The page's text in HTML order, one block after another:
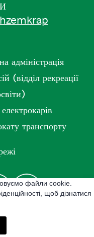
адміністрація
(відділ рекреації
транспорту
файли cookie.
щоб дізнатися